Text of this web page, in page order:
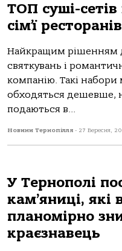
ТОП суші-
сім’ї
Найкращим рішенням
святкувань і
компанію. Такі набори
обходяться дешевше,
подаються в...
Новини Тернопілля - 27 Вересня,
У Тернополі
кам’яниці, які
планомірно
краєзнавець